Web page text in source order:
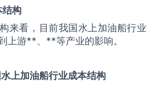
结构
来看，目前我国水上加油船行业
上游**、**等产业的影响。
水上加油船行业成本结构